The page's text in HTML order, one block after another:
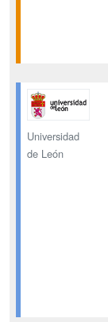
Universidad
de León